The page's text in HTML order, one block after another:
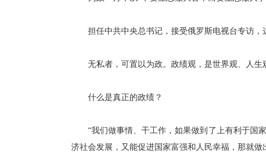
担任中共中央总书记，接受俄罗斯电视台专访，
无私者，可置以为政。政绩观，是世界观、人生
什么是真正的政绩？
“我们做事情、干工作，如果做到了上有利于国家
济社会发展，又能促进国家富强和人民幸福，那就